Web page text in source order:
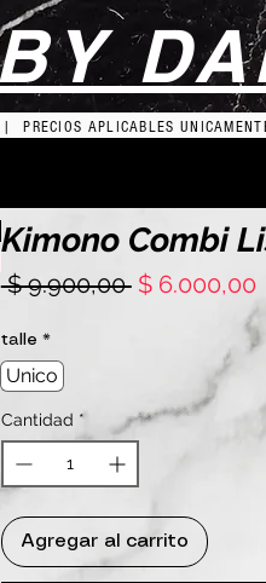
APLICABLES
Kimono Combi
$ 9.900,00 Precio
$ 6.000,00
talle *
Unico
Cantidad *
Agregar al carrito